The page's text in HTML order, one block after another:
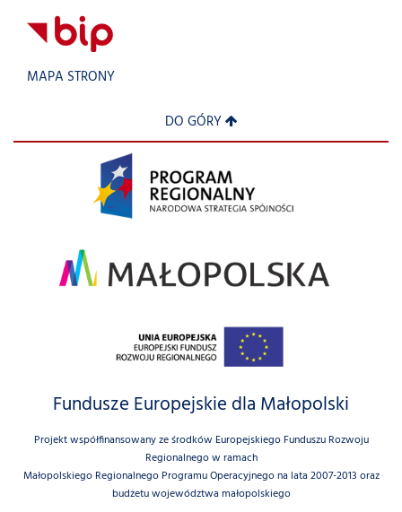
MAPA STRONY
DO GÓRY
Fundusze Europejskie dla Małopolski
Projekt współfinansowany ze środków Europejskiego Funduszu Rozwoju
Regionalnego w ramach
Małopolskiego Regionalnego Programu Operacyjnego na lata 2007-2013 oraz
budżetu województwa małopolskiego